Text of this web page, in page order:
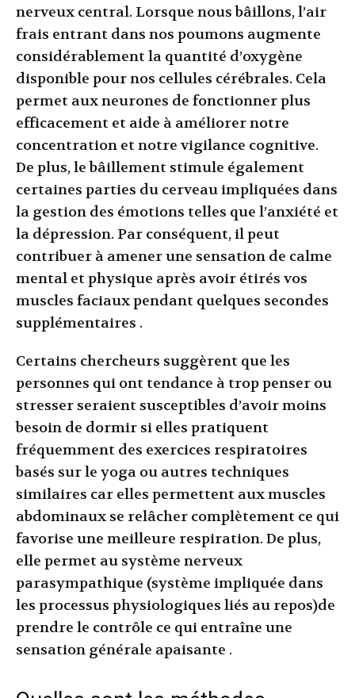
nerveux central. Lorsque nous bâillons, l’air
frais entrant dans nos poumons augmente
considérablement la quantité d’oxygène
disponible pour nos cellules cérébrales. Cela
permet aux neurones de fonctionner plus
efficacement et aide à améliorer notre
concentration et notre vigilance cognitive.
De plus, le bâillement stimule également
certaines parties du cerveau impliquées dans
la gestion des émotions telles que l’anxiété et
la dépression. Par conséquent, il peut
contribuer à amener une sensation de calme
mental et physique après avoir étirés vos
muscles faciaux pendant quelques secondes
supplémentaires .
Certains chercheurs suggèrent que les
personnes qui ont tendance à trop penser ou
stresser seraient susceptibles d’avoir moins
besoin de dormir si elles pratiquent
fréquemment des exercices respiratoires
basés sur le yoga ou autres techniques
similaires car elles permettent aux muscles
abdominaux se relâcher complètement ce qui
favorise une meilleure respiration. De plus,
elle permet au système nerveux
parasympathique (système impliquée dans
les processus physiologiques liés au repos)de
prendre le contrôle ce qui entraîne une
sensation générale apaisante .